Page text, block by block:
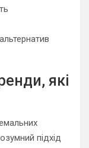
які
підхід